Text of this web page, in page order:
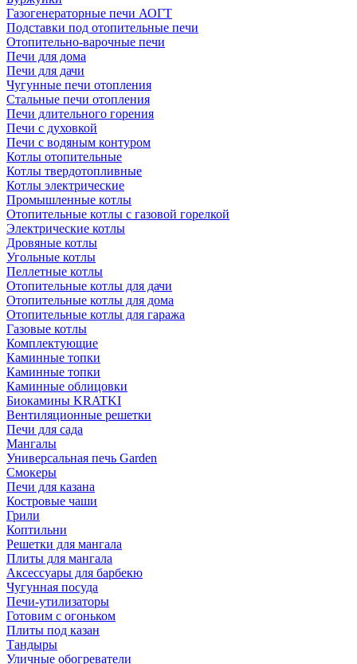
Газогенераторные печи АОГТ
Подставки под отопительные печи
Отопительно-варочные печи
Печи для дома
Печи для дачи
Чугунные печи отопления
Стальные печи отопления
Печи длительного горения
Печи с духовкой
Печи с водяным контуром
Котлы отопительные
Котлы твердотопливные
Котлы электрические
Промышленные котлы
Отопительные котлы с газовой горелкой
Электрические котлы
Дровяные котлы
Угольные котлы
Пеллетные котлы
Отопительные котлы для дачи
Отопительные котлы для дома
Отопительные котлы для гаража
Газовые котлы
Комплектующие
Каминные топки
Каминные топки
Каминные облицовки
Биокамины KRATKI
Вентиляционные решетки
Печи для сада
Мангалы
Универсальная печь Garden
Смокеры
Печи для казана
Костровые чаши
Грили
Коптильни
Решетки для мангала
Плиты для мангала
Аксессуары для барбекю
Чугунная посуда
Печи-утилизаторы
Готовим с огоньком
Плиты под казан
Тандыры
Уличные обогреватели